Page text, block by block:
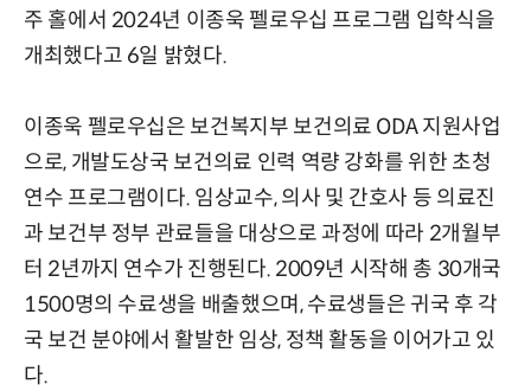
주 홀에서 2024년 이종욱 펠로우십 프로그램 입학식을
개최했다고 6일 밝혔다.
이종욱 펠로우십은 보건복지부 보건의료 ODA 지원사업
으로, 개발도상국 보건의료 인력 역량 강화를 위한 초청
연수 프로그램이다. 임상교수, 의사 및 간호사 등 의료진
과 보건부 정부 관료들을 대상으로 과정에 따라 2개월부
터 2년까지 연수가 진행된다. 2009년 시작해 총 30개국
1500명의 수료생을 배출했으며, 수료생들은 귀국 후 각
국 보건 분야에서 활발한 임상, 정책 활동을 이어가고 있
다.